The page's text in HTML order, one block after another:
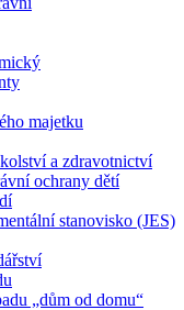
majetku
a zdravotnictví
ochrany dětí
stanovisko (JES)
„dům od domu“